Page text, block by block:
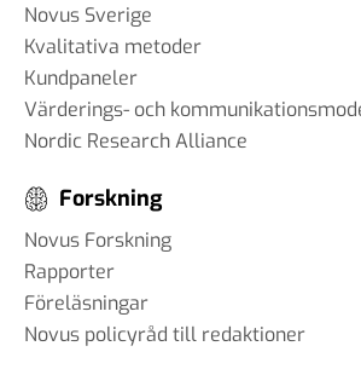
Novus Sverige
Kvalitativa metoder
Kundpaneler
Värderings- och
Nordic Research Alliance
Forskning
Novus Forskning
Rapporter
Föreläsningar
Novus policyråd till redaktioner